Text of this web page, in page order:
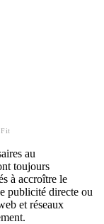
Fit
au
toujours
à accroître le
publicité directe ou
et réseaux